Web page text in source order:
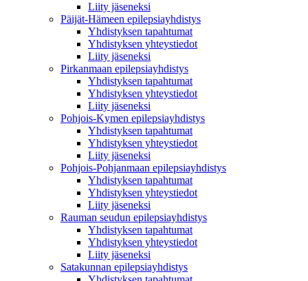
Liity jäseneksi
Päijät-Hämeen epilepsiayhdistys
Yhdistyksen tapahtumat
Yhdistyksen yhteystiedot
Liity jäseneksi
Pirkanmaan epilepsiayhdistys
Yhdistyksen tapahtumat
Yhdistyksen yhteystiedot
Liity jäseneksi
Pohjois-Kymen epilepsiayhdistys
Yhdistyksen tapahtumat
Yhdistyksen yhteystiedot
Liity jäseneksi
Pohjois-Pohjanmaan epilepsiayhdistys
Yhdistyksen tapahtumat
Yhdistyksen yhteystiedot
Liity jäseneksi
Rauman seudun epilepsiayhdistys
Yhdistyksen tapahtumat
Yhdistyksen yhteystiedot
Liity jäseneksi
Satakunnan epilepsiayhdistys